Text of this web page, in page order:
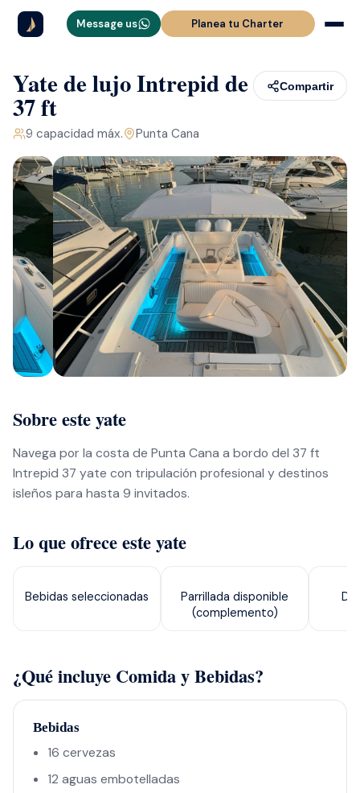
Message us Planea tu Charter
Yate de lujo Intrepid de
37 ft
9 capacidad máx. Punta Cana
Compartir
Sobre este yate
Navega por la costa de Punta Cana a bordo del 37 ft
Intrepid 37 yate con tripulación profesional y destinos
isleños para hasta 9 invitados.
Lo que ofrece este yate
Bebidas seleccionadas
Parrillada disponible
(complemento)
¿Qué incluye Comida y Bebidas?
Bebidas
16 cervezas
12 aguas embotelladas